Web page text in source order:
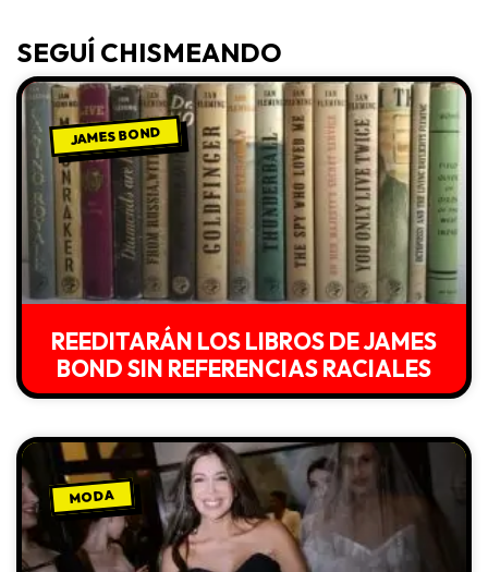
SEGUÍ CHISMEANDO
JAMES BOND
REEDITARÁN LOS LIBROS DE JAMES
BOND SIN REFERENCIAS RACIALES
MODA